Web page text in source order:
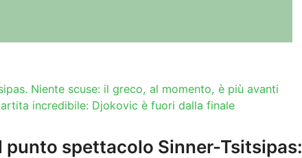
Niente scuse: il greco, al momento, è più avanti
incredibile: Djokovic è fuori dalla finale
punto spettacolo Sinner-Tsitsipas: